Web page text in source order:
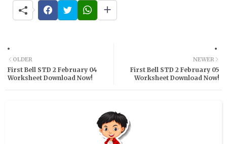
NEWER
First Bell STD 2 February 05
Worksheet Download Now!
OLDER
First Bell STD 2 February 04
Worksheet Download Now!